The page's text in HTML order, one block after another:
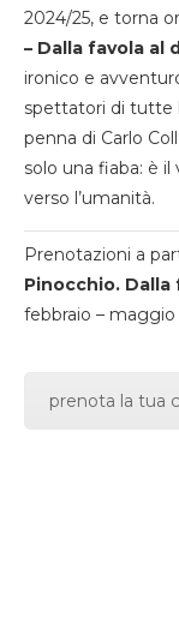
2024/25, e torna
– Dalla favola al
ironico e
spettatori di tutte
penna di Carlo
solo una fiaba: è
verso l’umanità.
Prenotazioni a
Pinocchio.
febbraio – maggio
prenota la tua